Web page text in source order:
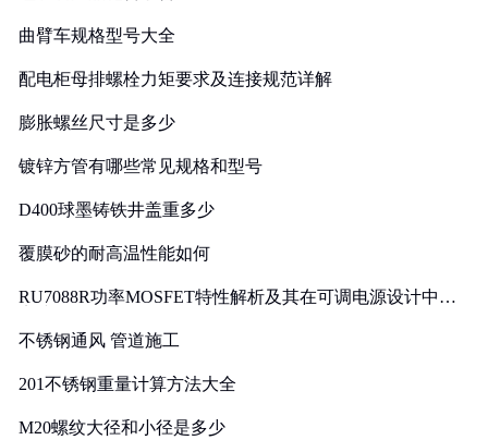
曲臂车规格型号大全
配电柜母排螺栓力矩要求及连接规范详解
膨胀螺丝尺寸是多少
镀锌方管有哪些常见规格和型号
D400球墨铸铁井盖重多少
覆膜砂的耐高温性能如何
RU7088R功率MOSFET特性解析及其在可调电源设计中的
不锈钢通风 管道施工
201不锈钢重量计算方法大全
M20螺纹大径和小径是多少